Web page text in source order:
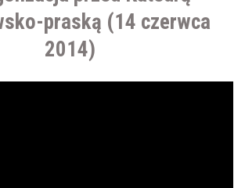
praską (14 czerwca
2014)